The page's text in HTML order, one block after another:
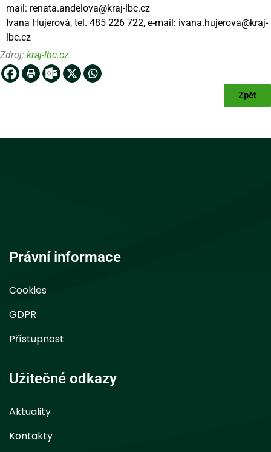
mail: renata.andelova@kraj-lbc.cz
Ivana Hujerová, tel. 485 226 722, e-mail: ivana.hujerova@kraj-
lbc.cz
Zdroj: kraj-lbc.cz
Zpět
Právní informace
Cookies
GDPR
Přístupnost
Užitečné odkazy
Aktuality
Kontakty